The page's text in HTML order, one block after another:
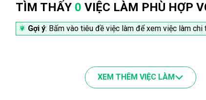
TÌM THẤY 0 VIỆC LÀM PHÙ HỢP
Gợi ý: Bấm vào tiêu đề việc làm để xem việc làm chi
XEM THÊM VIỆC LÀM